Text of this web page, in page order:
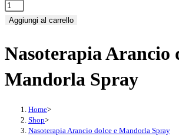
Nasoterapia
Arancio
e
Spray
Aggiungi al carrello
Nasoterapia Arancio
Mandorla Spray
Home>
Shop>
Nasoterapia Arancio dolce e Mandorla Spray